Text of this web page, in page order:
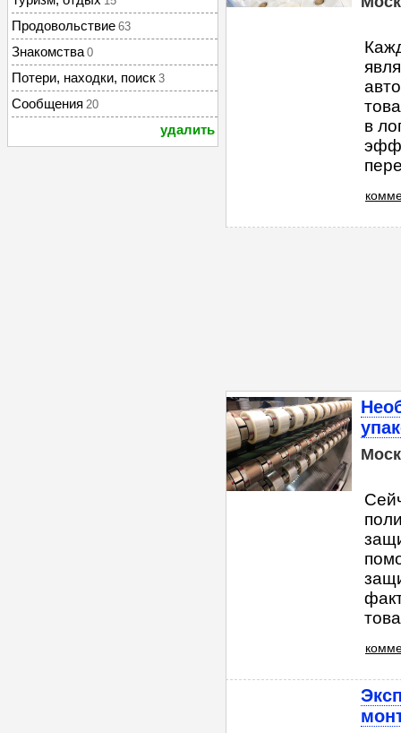
Продовольствие 63
Знакомства 0
Потери, находки, поиск 3
Сообщения 20
удалить
в